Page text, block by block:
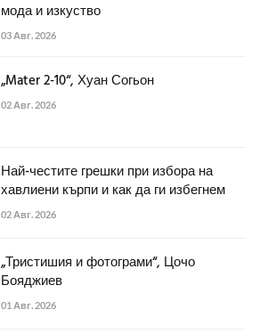
мода и изкуство
03 Авг. 2026
„Mater 2-10“, Хуан Согьон
02 Авг. 2026
Най-честите грешки при избора на
хавлиени кърпи и как да ги избегнем
02 Авг. 2026
„Тристишия и фотограми“, Цочо
Бояджиев
01 Авг. 2026